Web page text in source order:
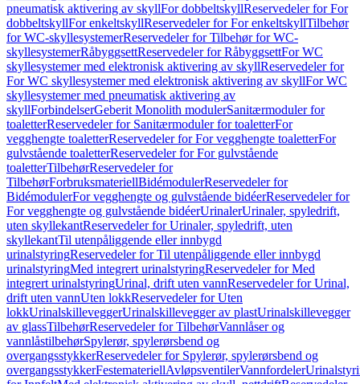
pneumatisk aktivering av skyllFor dobbeltskyllReservedeler for For
dobbeltskyllFor enkeltskyllReservedeler for For enkeltskyllTilbehør
for WC-skyllesystemerReservedeler for Tilbehør for WC-
skyllesystemerRåbyggsettReservedeler for RåbyggsettFor WC
skyllesystemer med elektronisk aktivering av skyllReservedeler for
For WC skyllesystemer med elektronisk aktivering av skyllFor WC
skyllesystemer med pneumatisk aktivering av
skyllForbindelserGeberit Monolith modulerSanitærmoduler for
toaletterReservedeler for Sanitærmoduler for toaletterFor
vegghengte toaletterReservedeler for For vegghengte toaletterFor
gulvstående toaletterReservedeler for For gulvstående
toaletterTilbehørReservedeler for
TilbehørForbruksmateriellBidémodulerReservedeler for
BidémodulerFor vegghengte og gulvstående bidéerReservedeler for
For vegghengte og gulvstående bidéerUrinalerUrinaler, spyledrift,
uten skyllekantReservedeler for Urinaler, spyledrift, uten
skyllekantTil utenpåliggende eller innbygd
urinalstyringReservedeler for Til utenpåliggende eller innbygd
urinalstyringMed integrert urinalstyringReservedeler for Med
integrert urinalstyringUrinal, drift uten vannReservedeler for Urinal,
drift uten vannUten lokkReservedeler for Uten
lokkUrinalskilleveggerUrinalskillevegger av plastUrinalskillevegger
av glassTilbehørReservedeler for TilbehørVannlåser og
vannlåstilbehørSpylerør, spylerørsbend og
overgangsstykkerReservedeler for Spylerør, spylerørsbend og
overgangsstykkerFestemateriellAvløpsventilerVannfordeler